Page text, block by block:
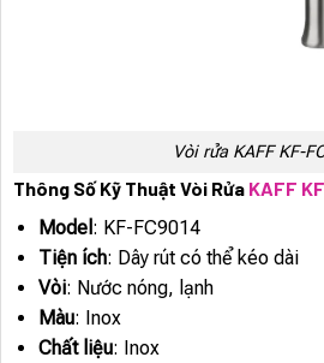
Vòi rửa KAFF KF-
Thông Số Kỹ Thuật Vòi Rửa KAFF
Model : KF-FC9014
Tiện ích: Dây rút có thể kéo dài
Vòi: Nước nóng, lạnh
Màu: Inox
Chất liệu: Inox